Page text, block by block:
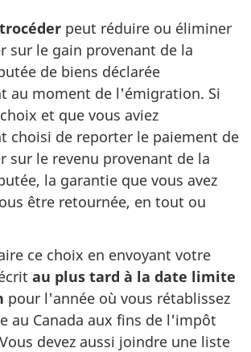
peut réduire ou éliminer
sur le gain provenant de la
de biens déclarée
au moment de l'émigration. Si
et que vous aviez
choisi de reporter le paiement de
sur le revenu provenant de la
la garantie que vous avez
être retournée, en tout ou
ce choix en envoyant votre
au plus tard à la date limite
pour l'année où vous rétablissez
au Canada aux fins de l'impôt
devez aussi joindre une liste